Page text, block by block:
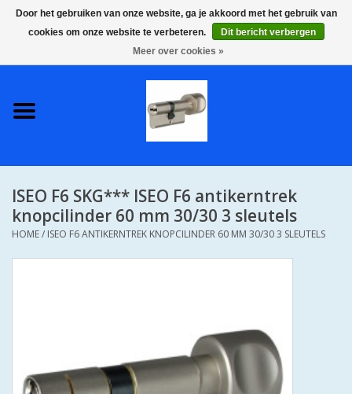
0 Artikelen - €0,00
S2 COMPLETE VEILIGE
SKG**
IEDERE GEWENSTE MAAT MET
GEWENSTE MAAT MET
KEERSLEUTEL
ISEO F6 SKG*** ISEO F6 antikerntrek
knopcilinder 60 mm 30/30 3 sleutels
HOME/ ISEO F6 ANTIKERNTREK KNOPCILINDER 60 MM 30/30 3 SLEUTELS
Door het gebruiken van onze website, ga je akkoord met het gebruik van
cookies om onze website te verbeteren.
Dit bericht verbergen
Meer over cookies »